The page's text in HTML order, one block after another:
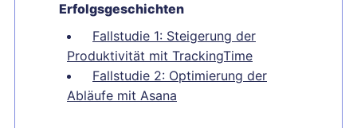
Erfolgsgeschichten
Fallstudie 1: Steigerung der
Produktivität mit TrackingTime
Fallstudie 2: Optimierung der
Abläufe mit Asana